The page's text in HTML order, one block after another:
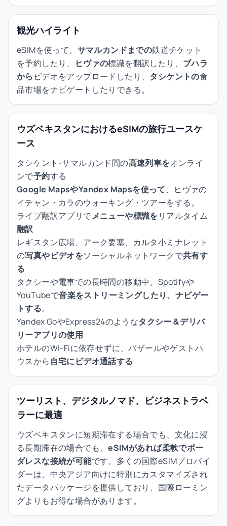
観光ハイライト
eSIMを使って、 サマルカンドまでの鉄道チケット
を予約したり、
ヒヴァの標識を翻訳したり、 ブハラ
から ビデオをアップロードしたり、 タシケントの食
品市場をナビゲートしたりできる。
ウズベキスタンにおけるeSIMの旅行ユースケ
ース
タシケント-サマルカンド間の高速列車をオンライ
ンで予約する
Google MapsやYandex Mapsを使って、ヒヴァの
イチャン・カラのウォーキング・ツアーをする。
ライブ翻訳アプリでメニューや標識を リアルタイム
翻訳
レギスタン広場、アーク要塞、カルタ小ミナレット
の写真やビデオをソーシャルネットワークで共有す
る
タクシーや電車での長時間の移動中、Spotifyや
YouTubeで音楽をストリーミングしたり、ナビゲー
トする。
Yandex GoやExpress24のようなタクシー＆デリバ
リーアプリの使用
ホテルのWi-Fiに依存せずに、バザールやゲストハ
ウスから 自宅にビデオ通話する
ツーリスト、デジタルノマド、ビジネストラベ
ラーに最適
ウズベキスタンに短期滞在する場合でも、文化に浸
る長期滞在の場合でも、eSIMがあれば柔軟でボー
ダレスな接続が可能です。多くの国際eSIMプロバイ
ダーは、中央アジア向けに特別にカスタマイズされ
たデータパッケージを提供しており、国際ローミン
グよりもお得な場合があります。